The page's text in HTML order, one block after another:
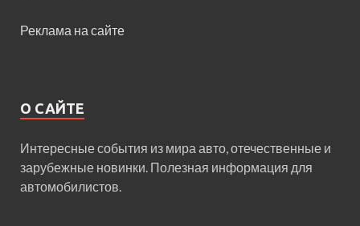
Реклама на сайте
О САЙТЕ
Интересные события из мира авто, отечественные и
зарубежные новинки. Полезная информация для
автомобилистов.